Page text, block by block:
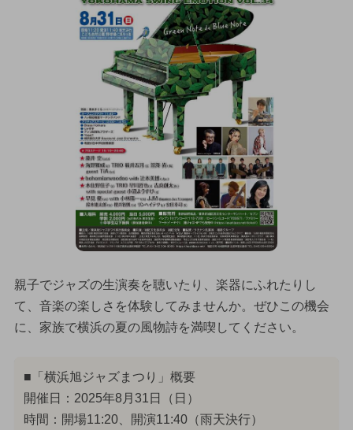
親子でジャズの生演奏を聴いたり、楽器にふれたりし
て、音楽の楽しさを体験してみませんか。ぜひこの機会
に、家族で横浜の夏の風物詩を満喫してください。
■「横浜旭ジャズまつり」概要
開催日：2025年8月31日（日）
時間：開場11:20、開演11:40（雨天決行）